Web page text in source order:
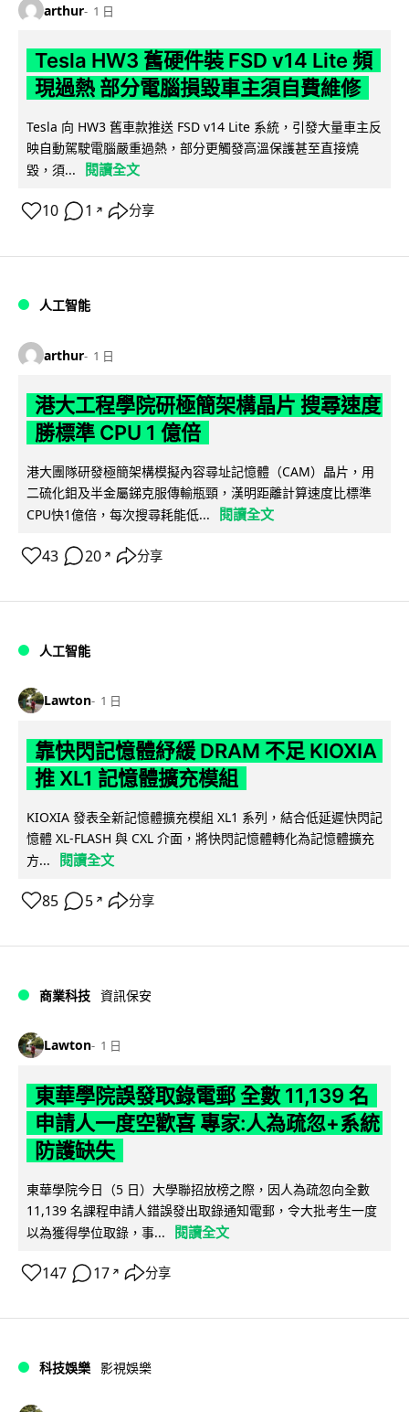
arthur 1 日
Tesla HW3 舊硬件裝 FSD v14 Lite 頻
現過熱 部分電腦損毀車主須自費維修
Tesla 向 HW3 舊車款推送 FSD v14 Lite 系統，引發大量車主反
映自動駕駛電腦嚴重過熱，部分更觸發高溫保護甚至直接燒
毀，須...
閱讀全文
10 1 ↗ 分享
人工智能
arthur 1 日
港大工程學院研極簡架構晶片 搜尋速度
勝標準 CPU 1 億倍
港大團隊研發極簡架構模擬內容尋址記憶體（CAM）晶片，用
二硫化鉬及半金屬銻克服傳輸瓶頸，漢明距離計算速度比標準
CPU快1億倍，每次搜尋耗能低...
閱讀全文
43 20 ↗ 分享
人工智能
Lawton 1 日
靠快閃記憶體紓緩 DRAM 不足 KIOXIA
推 XL1 記憶體擴充模組
KIOXIA 發表全新記憶體擴充模組 XL1 系列，結合低延遲快閃記
憶體 XL-FLASH 與 CXL 介面，將快閃記憶體轉化為記憶體擴充
方...
閱讀全文
85 5 ↗ 分享
商業科技 資訊保安
Lawton 1 日
東華學院誤發取錄電郵 全數 11,139 名
申請人一度空歡喜 專家:人為疏忽+系統
防護缺失
東華學院今日（5 日）大學聯招放榜之際，因人為疏忽向全數
11,139 名課程申請人錯誤發出取錄通知電郵，令大批考生一度
以為獲得學位取錄，事...
閱讀全文
147 17 ↗ 分享
科技娛樂 影視娛樂